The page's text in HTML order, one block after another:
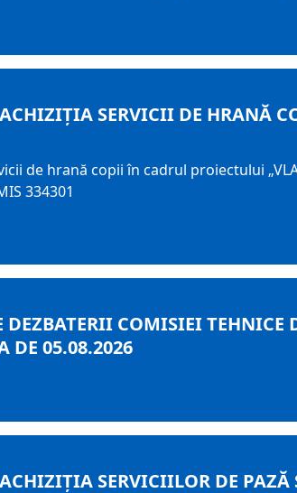
SERVICII DE HRANĂ
de hrană copii în cadrul proiectului
334301
COMISIEI TEHNICE
DE 05.08.2026
SERVICIILOR DE PAZĂ